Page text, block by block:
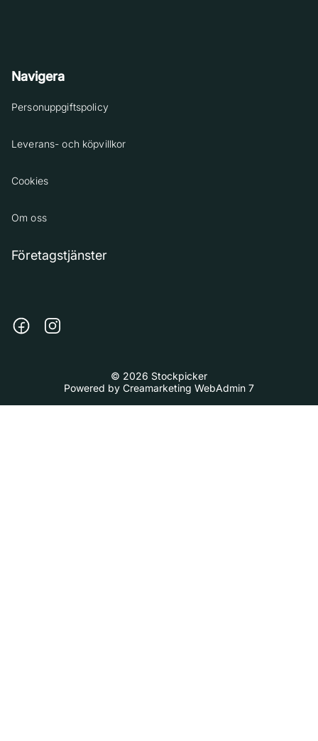
Navigera
Personuppgiftspolicy
Leverans- och köpvillkor
Cookies
Om oss
Företagstjänster
© 2026 Stockpicker
Powered by Creamarketing WebAdmin 7